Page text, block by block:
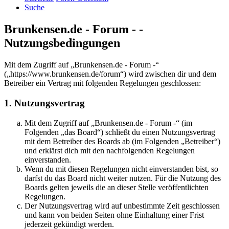
Suche
Brunkensen.de - Forum - -
Nutzungsbedingungen
Mit dem Zugriff auf „Brunkensen.de - Forum -“
(„https://www.brunkensen.de/forum“) wird zwischen dir und dem
Betreiber ein Vertrag mit folgenden Regelungen geschlossen:
1. Nutzungsvertrag
Mit dem Zugriff auf „Brunkensen.de - Forum -“ (im
Folgenden „das Board“) schließt du einen Nutzungsvertrag
mit dem Betreiber des Boards ab (im Folgenden „Betreiber“)
und erklärst dich mit den nachfolgenden Regelungen
einverstanden.
Wenn du mit diesen Regelungen nicht einverstanden bist, so
darfst du das Board nicht weiter nutzen. Für die Nutzung des
Boards gelten jeweils die an dieser Stelle veröffentlichten
Regelungen.
Der Nutzungsvertrag wird auf unbestimmte Zeit geschlossen
und kann von beiden Seiten ohne Einhaltung einer Frist
jederzeit gekündigt werden.